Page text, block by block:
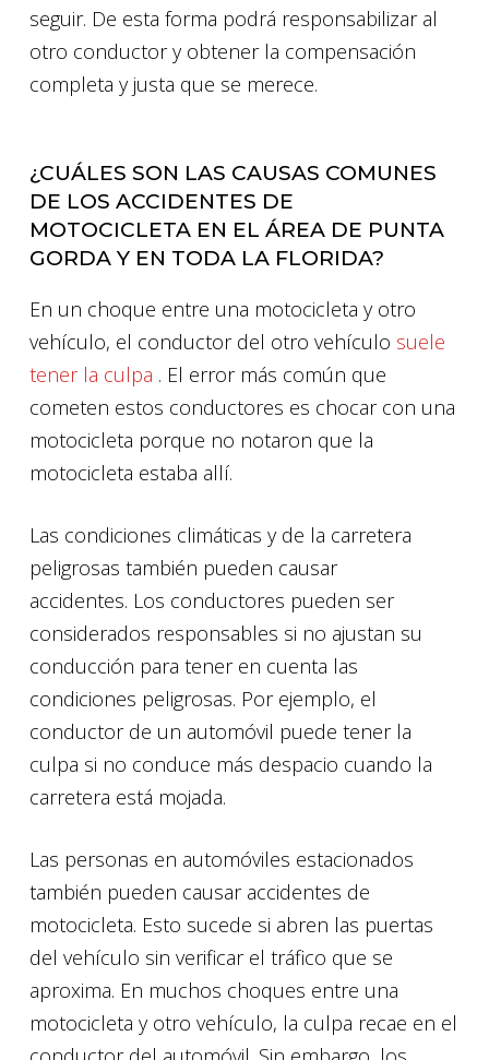
seguir. De esta forma podrá responsabilizar al
otro conductor y obtener la compensación
completa y justa que se merece.
¿CUÁLES SON LAS CAUSAS COMUNES
DE LOS ACCIDENTES DE
MOTOCICLETA EN EL ÁREA DE PUNTA
GORDA Y EN TODA LA FLORIDA?
En un choque entre una motocicleta y otro
vehículo, el conductor del otro vehículo suele
tener la culpa . El error más común que
cometen estos conductores es chocar con una
motocicleta porque no notaron que la
motocicleta estaba allí.
Las condiciones climáticas y de la carretera
peligrosas también pueden causar
accidentes. Los conductores pueden ser
considerados responsables si no ajustan su
conducción para tener en cuenta las
condiciones peligrosas. Por ejemplo, el
conductor de un automóvil puede tener la
culpa si no conduce más despacio cuando la
carretera está mojada.
Las personas en automóviles estacionados
también pueden causar accidentes de
motocicleta. Esto sucede si abren las puertas
del vehículo sin verificar el tráfico que se
aproxima. En muchos choques entre una
motocicleta y otro vehículo, la culpa recae en el